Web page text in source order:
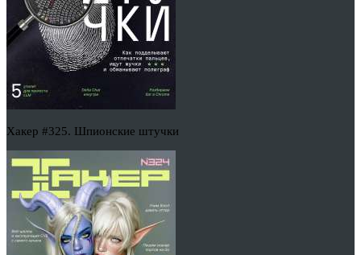
Хакер #325. Шпионские штучки